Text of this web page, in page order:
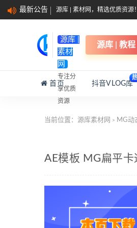
最新公告 源库 | 素材网，精选优质资源
源库 |
素材
网
专注分
享优质
资源
源库 | 教程
首页 抖音VLOG库
当前位置： 源库素材网 > MG动
AE模板 MG扁平